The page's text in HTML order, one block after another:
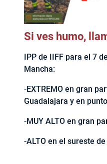
Si ves humo,
IPP de IIFF para el 7
Mancha:
-EXTREMO en gran
Guadalajara y en
-MUY ALTO en gran
-ALTO en el sureste